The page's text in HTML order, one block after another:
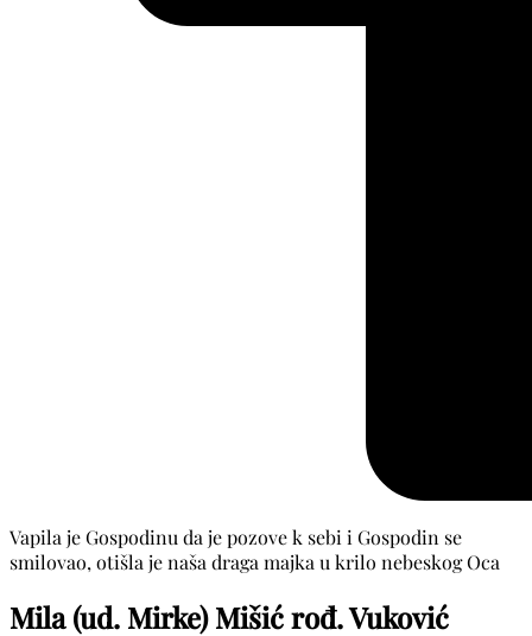
Vapila je Gospodinu da je pozove k sebi i Gospodin se
smilovao, otišla je naša draga majka u krilo nebeskog Oca
Mila (ud. Mirke) Mišić rođ. Vuković